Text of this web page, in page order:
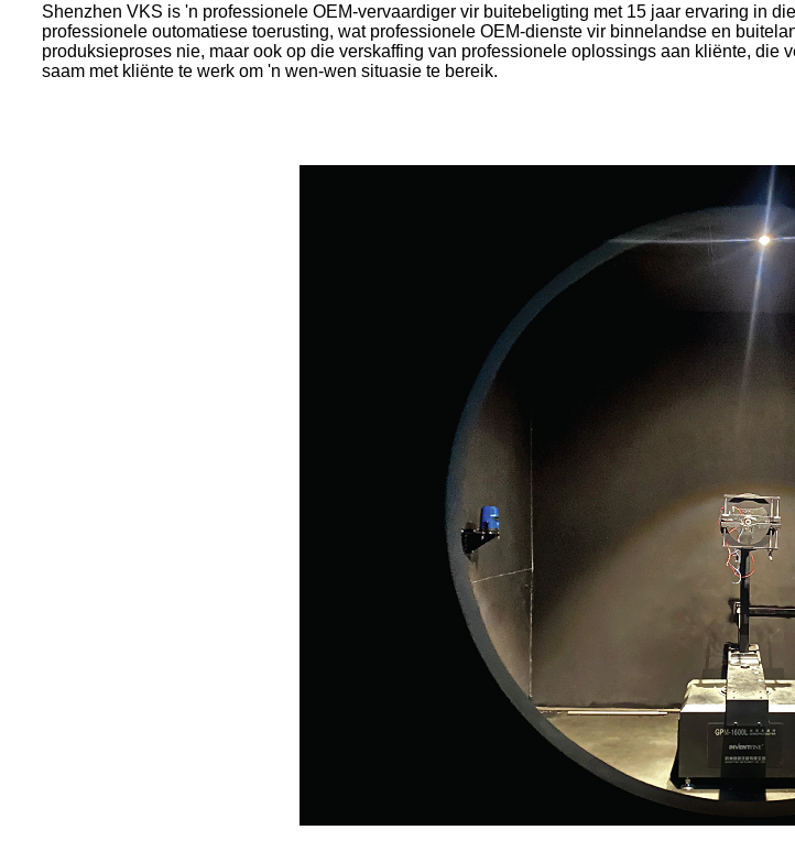
Shenzhen VKS is 'n professionele OEM-vervaardiger vir buitebeligting met 15 jaar ervaring in
professionele outomatiese toerusting, wat professionele OEM-dienste vir binnelandse en
produksieproses nie, maar ook op die verskaffing van professionele oplossings aan kliënte,
saam met kliënte te werk om 'n wen-wen situasie te bereik.